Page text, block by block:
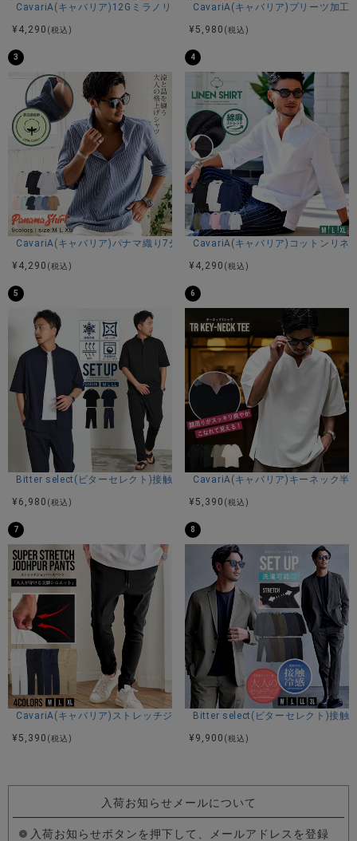
CavariA(キャバリア)12Gミラノリブクルーネックドルマンハーフスリー
¥ 4,290 (税込)
CavariA(キャバリア)プリーツ加工
¥ 5,980 (税込)
3
CavariA(キャバリア)パナマ織り7分袖カプリシャツ/全9色
¥ 4,290 (税込)
4
CavariA(キャバリア)コットンリネ
¥ 4,290 (税込)
5
Bitter select(ビターセレクト)接触冷感スーパーストレッチバンドカラー
¥ 6,980 (税込)
6
CavariA(キャバリア)キーネック半
¥ 5,390 (税込)
7
CavariA(キャバリア)ストレッチジョッパーパンツ/全4色
¥ 5,390 (税込)
8
Bitter select(ビターセレクト)接触
¥ 9,900 (税込)
入荷お知らせメールについて
入荷お知らせボタンを押下して、メールアドレスを登録